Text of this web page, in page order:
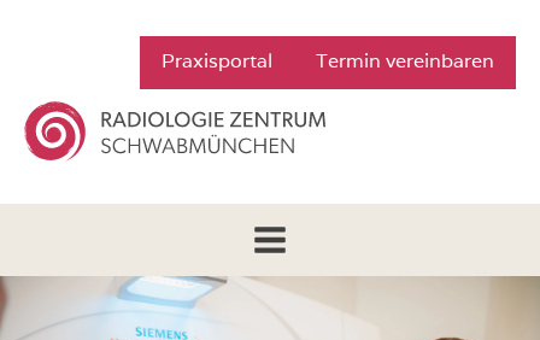
Zur Startseite von Radiologie Zentrum
Praxisportal Termin vereinbaren